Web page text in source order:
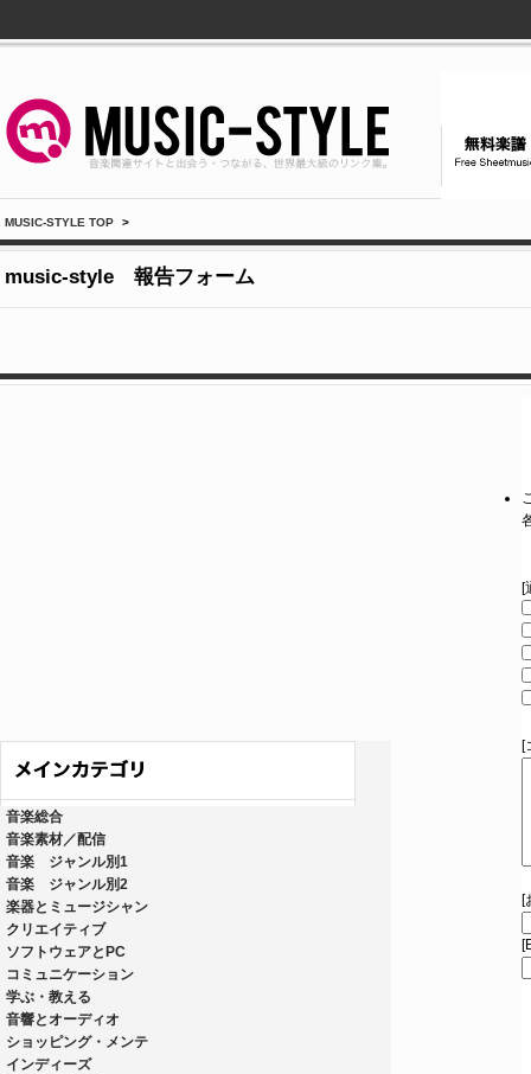
MUSIC-STYLE TOP >
music-style 報告フォーム
音楽総合
音楽素材／配信
音楽 ジャンル別1
音楽 ジャンル別2
楽器とミュージシャン
クリエイティブ
ソフトウェアとPC
コミュニケーション
学ぶ・教える
音響とオーディオ
ショッピング・メンテ
インディーズ
[
[
[